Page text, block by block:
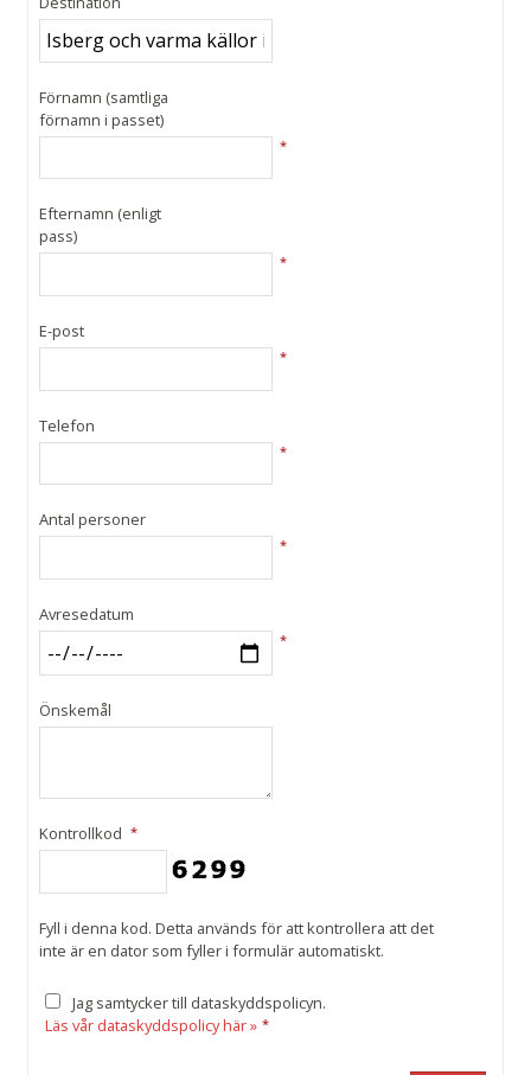
Förnamn (samtliga
förnamn i passet)
*
Efternamn (enligt
pass)
*
E-post
*
Telefon
*
Antal personer
*
Avresedatum
*
Önskemål
Kontrollkod *
Fyll i denna kod. Detta används för att kontrollera att det
inte är en dator som fyller i formulär automatiskt.
Jag samtycker till dataskyddspolicyn.
Läs vår dataskyddspolicy här » *